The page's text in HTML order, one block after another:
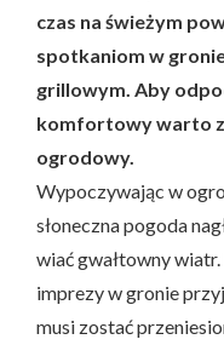
czas na świeżym
spotkaniom w
grillowym. Aby
komfortowy warto
ogrodowy.
Wypoczywając w
słoneczna pogoda
wiać gwałtowny
imprezy w gronie
musi zostać